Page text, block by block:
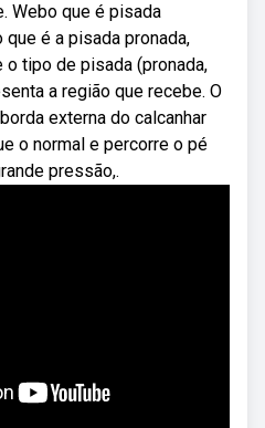
Webo que é pisada
é a pisada pronada,
tipo de pisada (pronada,
a região que recebe. O
externa do calcanhar
o normal e percorre o pé
pressão,.